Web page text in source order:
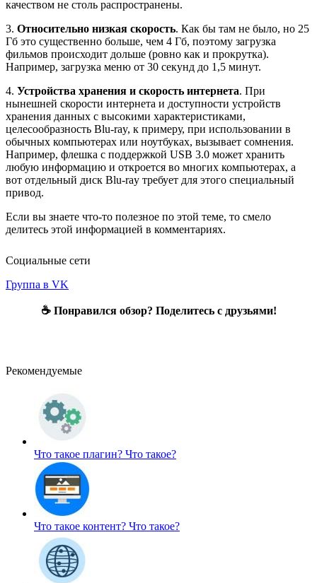
качеством не столь распространены.
3. Относительно низкая скорость. Как бы там не было, но 25
Гб это существенно больше, чем 4 Гб, поэтому загрузка
фильмов происходит дольше (ровно как и прокрутка).
Например, загрузка меню от 30 секунд до 1,5 минут.
4. Устройства хранения и скорость интернета. При
нынешней скорости интернета и доступности устройств
хранения данных с высокими характеристиками,
целесообразность Blu-ray, к примеру, при использовании в
обычных компьютерах или ноутбуках, вызывает сомнения.
Например, флешка с поддержкой USB 3.0 может хранить
любую информацию и откроется во многих компьютерах, а
вот отдельный диск Blu-ray требует для этого специальный
привод.
Если вы знаете что-то полезное по этой теме, то смело
делитесь этой информацией в комментариях.
Социальные сети
Группа в VK
☕ Понравился обзор? Поделитесь с друзьями!
Рекомендуемые
Что такое плагин? Что такое?
Что такое контент? Что такое?